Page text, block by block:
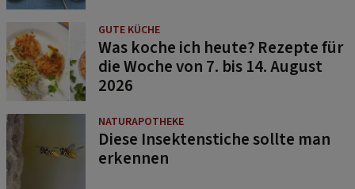
GUTE KÜCHE
Was koche ich heute? Rezepte für
die Woche von 7. bis 14. August
2026
NATURAPOTHEKE
Diese Insektenstiche sollte man
erkennen